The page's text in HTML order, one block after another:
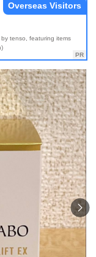
tenso, featuring items
Overseas Visitors